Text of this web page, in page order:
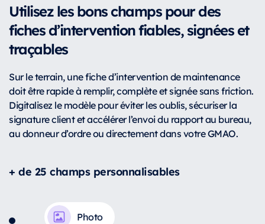
Utilisez les bons champs pour des
fiches d’intervention fiables, signées et
traçables
Sur le terrain, une fiche d’intervention de maintenance
doit être rapide à remplir, complète et signée sans friction.
Digitalisez le modèle pour éviter les oublis, sécuriser la
signature client et accélérer l’envoi du rapport au bureau,
au donneur d’ordre ou directement dans votre GMAO.
+ de 25 champs personnalisables
Photo